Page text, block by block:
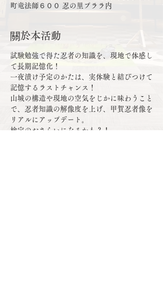
町竜法師６００ 忍の里プララ内
關於本活動
試験勉強で得た忍者の知識を、現地で体感し
て長期記憶化！
一夜漬け予定のかたは、実体験と結びつけて
記憶するラストチャンス！
山城の構造や現地の空気をじかに味わうこと
で、忍者知識の解像度を上げ、甲賀忍者像を
リアルにアップデート。
検定のおさらいになるかも？！